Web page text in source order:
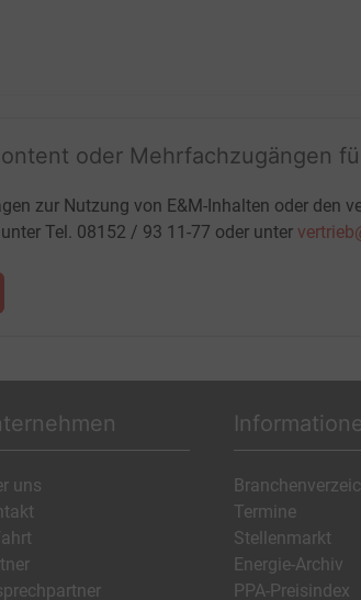
oder Mehrfachzugängen
zur Nutzung von E&M-Inhalten oder den
Tel. 08152 / 93 11-77 oder unter
uns
Termine
Stellenmarkt
Energie-Archiv
PPA-Preisindex